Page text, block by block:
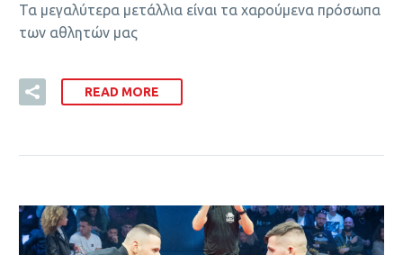
Τα μεγαλύτερα μετάλλια είναι τα χαρούμενα πρόσωπα
των αθλητών μας
READ MORE